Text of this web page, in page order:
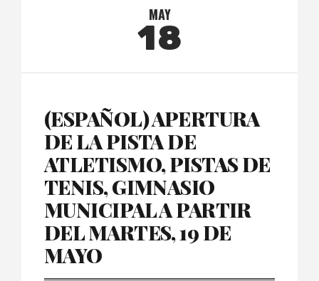
MAY
18
(ESPAÑOL) APERTURA
DE LA PISTA DE
ATLETISMO, PISTAS DE
TENIS, GIMNASIO
MUNICIPAL A PARTIR
DEL MARTES, 19 DE
MAYO